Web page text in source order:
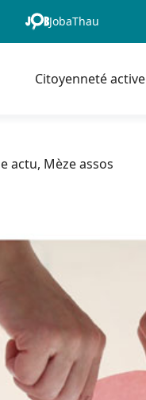
JobaThau
Citoyenneté active
actu, Mèze assos